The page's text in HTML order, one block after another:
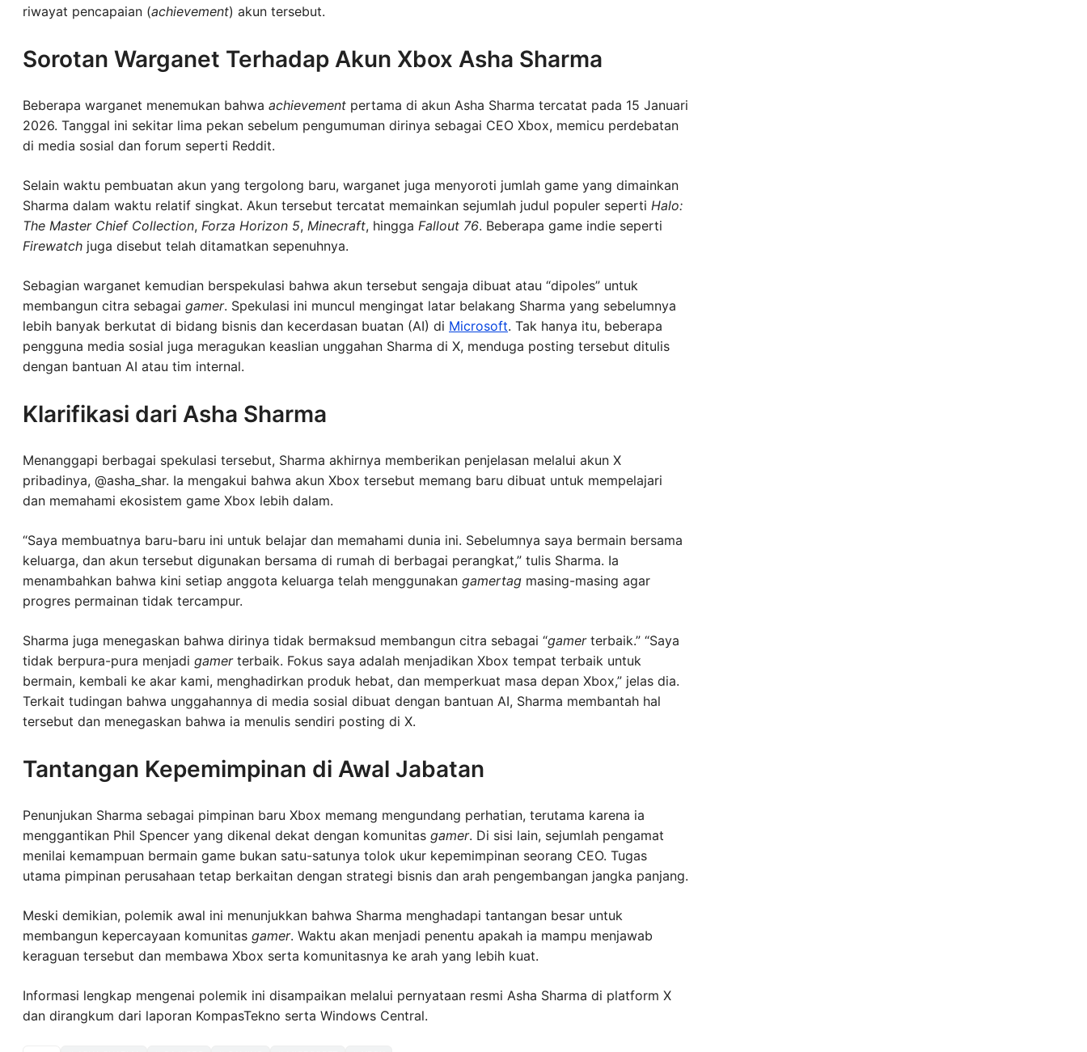
riwayat pencapaian (achievement) akun tersebut.
Sorotan Warganet Terhadap Akun Xbox Asha Sharma
Beberapa warganet menemukan bahwa achievement pertama di akun Asha Sharma tercatat pada 15 Januari
2026. Tanggal ini sekitar lima pekan sebelum pengumuman dirinya sebagai CEO Xbox, memicu perdebatan
di media sosial dan forum seperti Reddit.
Selain waktu pembuatan akun yang tergolong baru, warganet juga menyoroti jumlah game yang dimainkan
Sharma dalam waktu relatif singkat. Akun tersebut tercatat memainkan sejumlah judul populer seperti Halo:
The Master Chief Collection, Forza Horizon 5, Minecraft, hingga Fallout 76. Beberapa game indie seperti
Firewatch juga disebut telah ditamatkan sepenuhnya.
Sebagian warganet kemudian berspekulasi bahwa akun tersebut sengaja dibuat atau “dipoles” untuk
membangun citra sebagai gamer. Spekulasi ini muncul mengingat latar belakang Sharma yang sebelumnya
lebih banyak berkutat di bidang bisnis dan kecerdasan buatan (AI) di Microsoft. Tak hanya itu, beberapa
pengguna media sosial juga meragukan keaslian unggahan Sharma di X, menduga posting tersebut ditulis
dengan bantuan AI atau tim internal.
Klarifikasi dari Asha Sharma
Menanggapi berbagai spekulasi tersebut, Sharma akhirnya memberikan penjelasan melalui akun X
pribadinya, @asha_shar. Ia mengakui bahwa akun Xbox tersebut memang baru dibuat untuk mempelajari
dan memahami ekosistem game Xbox lebih dalam.
“Saya membuatnya baru-baru ini untuk belajar dan memahami dunia ini. Sebelumnya saya bermain bersama
keluarga, dan akun tersebut digunakan bersama di rumah di berbagai perangkat,” tulis Sharma. Ia
menambahkan bahwa kini setiap anggota keluarga telah menggunakan gamertag masing-masing agar
progres permainan tidak tercampur.
Sharma juga menegaskan bahwa dirinya tidak bermaksud membangun citra sebagai “gamerterbaik.” “Saya
tidak berpura-pura menjadi gamerterbaik. Fokus saya adalah menjadikan Xbox tempat terbaik untuk
bermain, kembali ke akar kami, menghadirkan produk hebat, dan memperkuat masa depan Xbox,” jelas dia.
Terkait tudingan bahwa unggahannya di media sosial dibuat dengan bantuan AI, Sharma membantah hal
tersebut dan menegaskan bahwa ia menulis sendiri posting di X.
Tantangan Kepemimpinan di Awal Jabatan
Penunjukan Sharma sebagai pimpinan baru Xbox memang mengundang perhatian, terutama karena ia
menggantikan Phil Spencer yang dikenal dekat dengan komunitas gamer. Di sisi lain, sejumlah pengamat
menilai kemampuan bermain game bukan satu-satunya tolok ukur kepemimpinan seorang CEO. Tugas
utama pimpinan perusahaan tetap berkaitan dengan strategi bisnis dan arah pengembangan jangka panjang.
Meski demikian, polemik awal ini menunjukkan bahwa Sharma menghadapi tantangan besar untuk
membangun kepercayaan komunitas gamer. Waktu akan menjadi penentu apakah ia mampu menjawab
keraguan tersebut dan membawa Xbox serta komunitasnya ke arah yang lebih kuat.
Informasi lengkap mengenai polemik ini disampaikan melalui pernyataan resmi Asha Sharma di platform X
dan dirangkum dari laporan KompasTekno serta Windows Central.